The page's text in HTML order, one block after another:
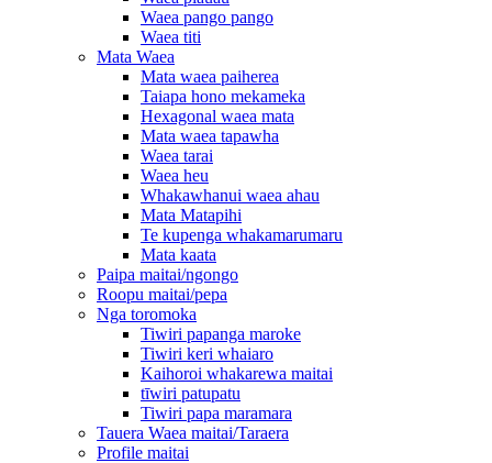
Waea pango pango
Waea titi
Mata Waea
Mata waea paiherea
Taiapa hono mekameka
Hexagonal waea mata
Mata waea tapawha
Waea tarai
Waea heu
Whakawhanui waea ahau
Mata Matapihi
Te kupenga whakamarumaru
Mata kaata
Paipa maitai/ngongo
Roopu maitai/pepa
Nga toromoka
Tiwiri papanga maroke
Tiwiri keri whaiaro
Kaihoroi whakarewa maitai
tīwiri patupatu
Tiwiri papa maramara
Tauera Waea maitai/Taraera
Profile maitai